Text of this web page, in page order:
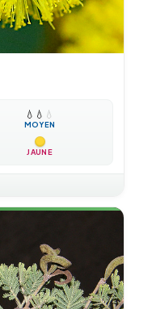
💧 💧 💧
MOYEN
JAUNE